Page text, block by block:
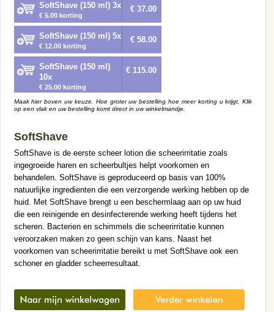
SoftShave (150 ml) 3x
€ 5.00 korting
€ 37.00
SoftShave (150 ml) 5x
€ 12.00 korting
€ 58.00
SoftShave (150 ml)
10x
€ 25.00 korting
€ 115.00
Maak hier boven uw keuze. Hoe groter uw bestelling hoe meer korting u krijgt. Klik
op een vlak en uw bestelling komt direct in uw winkelmandje.
SoftShave
SoftShave is de eerste scheer lotion die scheerirritatie zoals
ingegroeide haren en scheerbultjes helpt voorkomen en
behandelen. SoftShave is geproduceerd op basis van 100%
natuurlijke ingredienten die een verzorgende werking hebben op de
huid. Met SoftShave brengt u een beschermlaag aan op uw huid
die een reinigende en desinfecterende werking heeft tijdens het
scheren. Bacterien en schimmels die scheerirritatie kunnen
veroorzaken maken zo geen schijn van kans. Naast het
voorkomen van scheerirritatie bereikt u met SoftShave ook een
schoner en gladder scheerresultaat.